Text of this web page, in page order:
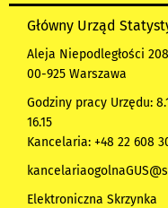
Główny Urząd
Aleja Niepodległości 208
00-925 Warszawa
Godziny pracy Urzędu:
16.15
Kancelaria: +48 22 608
Elektroniczna Skrzynka